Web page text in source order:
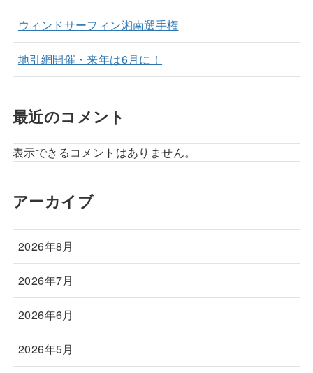
ウィンドサーフィン湘南選手権
地引網開催・来年は6月に！
最近のコメント
表示できるコメントはありません。
アーカイブ
2026年8月
2026年7月
2026年6月
2026年5月